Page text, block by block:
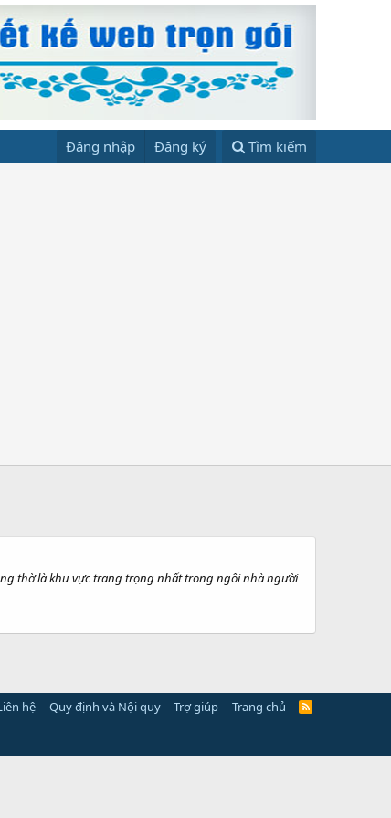
Đăng nhập Đăng ký Tìm kiếm
thờ là khu vực trang trọng nhất trong ngôi nhà người
hệ Quy định và Nội quy Trợ giúp Trang chủ